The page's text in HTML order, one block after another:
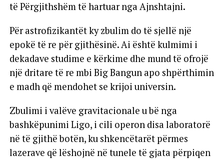
të Përgjithshëm të hartuar nga Ajnshtajni.
Për astrofizikantët ky zbulim do të sjellë një
epokë të re për gjithësinë. Ai është kulmimi i
dekadave studime e kërkime dhe mund të ofrojë
një dritare të re mbi Big Bangun apo shpërthimin
e madh që mendohet se krijoi universin.
Zbulimi i valëve gravitacionale u bë nga
bashkëpunimi Ligo, i cili operon disa laboratorë
në të gjithë botën, ku shkencëtarët përmes
lazerave që lëshojnë në tunele të gjata përpiqen